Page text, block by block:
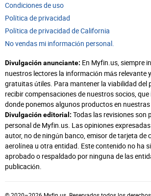
Condiciones de uso
Política de privacidad
Política de privacidad de California
No vendas mi información personal.
Divulgación anunciante: En Myfin.us, siempre
nuestros lectores la información más relevante
gratuitas útiles. Para mantener la viabilidad del
recibir compensaciones de nuestros socios,
donde ponemos algunos productos en
Divulgación editorial: Todas las revisiones son
personal de Myfin.us. Las opiniones
autor, no de ningún banco, emisor de tarjeta de
aerolínea u otra entidad. Este contenido no ha
aprobado o respaldado por ninguna de las
publicación.